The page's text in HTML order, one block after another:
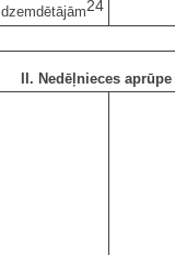
dzemdētājām24
II. Nedēļnieces aprūpe